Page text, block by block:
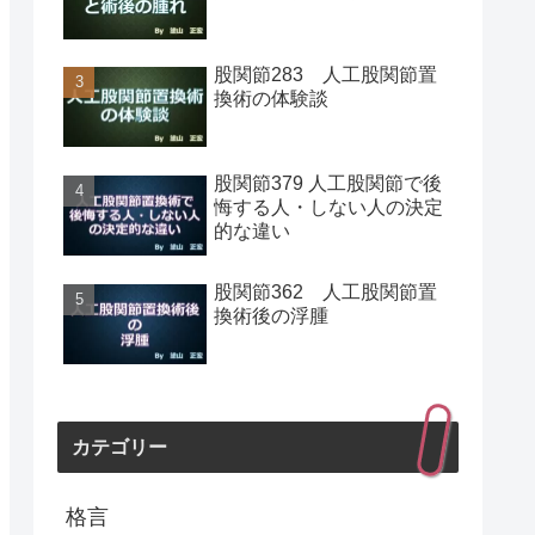
股関節283 人工股関節置
換術の体験談
股関節379 人工股関節で後
悔する人・しない人の決定
的な違い
股関節362 人工股関節置
換術後の浮腫
カテゴリー
格言